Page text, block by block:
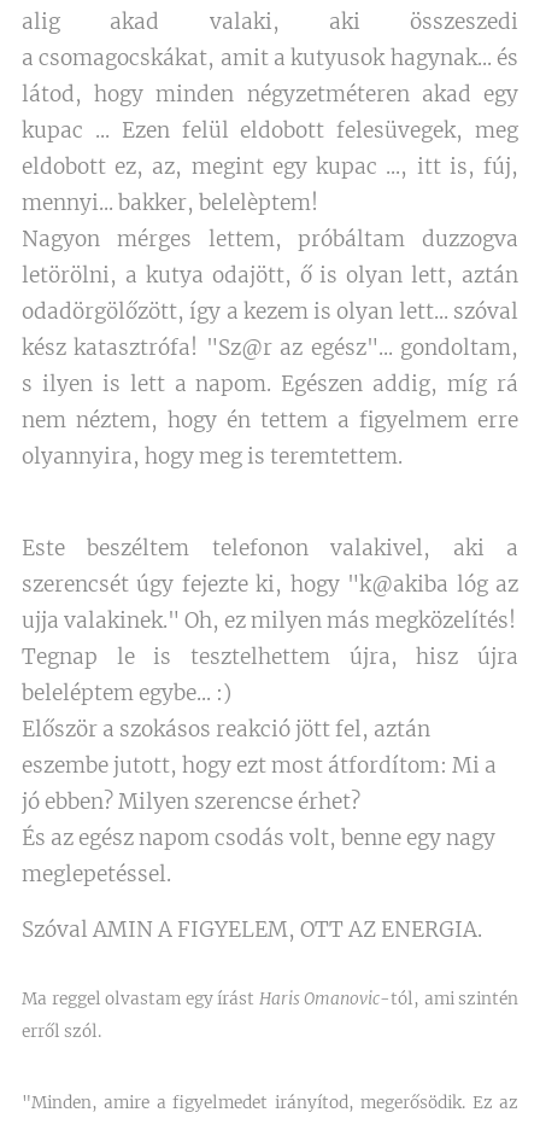
alig akad valaki, aki összeszedi
a csomagocskákat, amit a kutyusok hagynak... és
látod, hogy minden négyzetméteren akad egy
kupac ... Ezen felül eldobott felesüvegek, meg
eldobott ez, az, megint egy kupac ..., itt is, fúj,
mennyi... bakker, belelèptem!
Nagyon mérges lettem, próbáltam duzzogva
letörölni, a kutya odajött, ő is olyan lett, aztán
odadörgölőzött, így a kezem is olyan lett... szóval
kész katasztrófa! "Sz@r az egész"... gondoltam,
s ilyen is lett a napom. Egészen addig, míg rá
nem néztem, hogy én tettem a figyelmem erre
olyannyira, hogy meg is teremtettem.
Este beszéltem telefonon valakivel, aki a
szerencsét úgy fejezte ki, hogy "k@akiba lóg az
ujja valakinek." Oh, ez milyen más megközelítés!
Tegnap le is tesztelhettem újra, hisz újra
beleléptem egybe... :)
Először a szokásos reakció jött fel, aztán
eszembe jutott, hogy ezt most átfordítom: Mi a
jó ebben? Milyen szerencse érhet?
És az egész napom csodás volt, benne egy nagy
meglepetéssel.
Szóval AMIN A FIGYELEM, OTT AZ ENERGIA.
Ma reggel olvastam egy írást Haris Omanovic-tól, ami szintén
erről szól.
"Minden, amire a figyelmedet irányítod, megerősödik. Ez az